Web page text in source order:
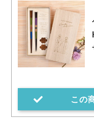
この